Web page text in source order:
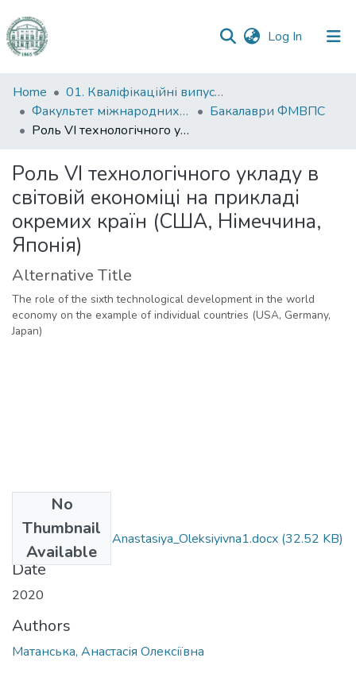
Log In (current)
Communities
&
Collections
Statistics
Home
01. Кваліфікаційні випускні роботи здобувачів вищої освіти
Факультет міжнародних відносин, політології та соціології
Бакалаври ФМВПС
Роль VI технологічного укладу в світовій економіці на прикладі окремих країн (США, Німеччина, Японія)
Роль VI технологічного укладу в
світовій економіці на прикладі
окремих країн (США, Німеччина,
Японія)
Alternative Title
The role of the sixth technological development in the world
economy on the example of individual countries (USA, Germany,
Japan)
No
Thumbnail
Available
056_Matans_ka_ Anastasiya_Oleksiyivna1.docx (32.52 KB)
Date
2020
Authors
Матанська, Анастасія Олексіївна